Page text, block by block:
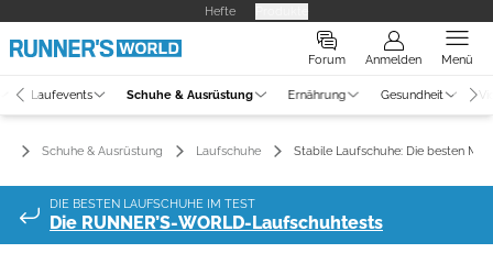
Hefte
Forum Anmelden Menü
Laufevents Schuhe & Ausrüstung Ernährung Gesundheit
Schuhe & Ausrüstung Laufschuhe Stabile Laufschuhe: Die besten
DIE BESTEN LAUFSCHUHE IM TEST
Die RUNNER’S-WORLD-Laufschuhtests